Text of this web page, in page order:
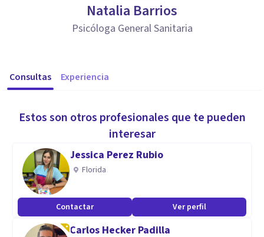
Natalia Barrios
Psicóloga General Sanitaria
Consultas Experiencia
Estos son otros profesionales que te pueden
interesar
Jessica Perez Rubio
Florida
Contactar Ver perfil
Carlos Hecker Padilla